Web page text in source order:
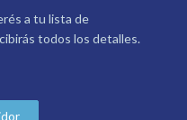
a tu lista de
todos los detalles.